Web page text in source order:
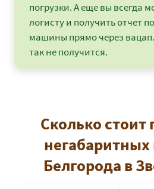
погрузки. А еще вы всегда
логисту и получить отчет
машины прямо через
так не получится.
Сколько стоит
негабаритных
Белгорода в